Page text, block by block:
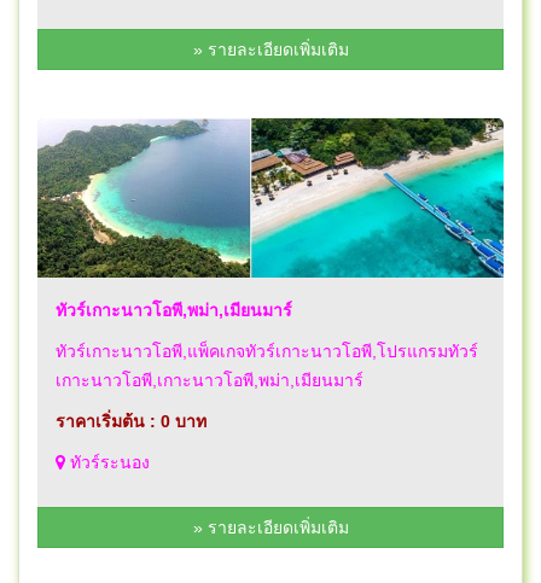
» รายละเอียดเพิ่มเติม
ทัวร์เกาะนาวโอพี,พม่า,เมียนมาร์
ทัวร์เกาะนาวโอพี,แพ็คเกจทัวร์เกาะนาวโอพี,โปรแกรมทัวร์
เกาะนาวโอพี,เกาะนาวโอพี,พม่า,เมียนมาร์
ราคาเริ่มต้น : 0 บาท
ทัวร์ระนอง
» รายละเอียดเพิ่มเติม